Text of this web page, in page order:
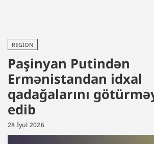
REGION
Paşinyan Putindən
Ermənistandan idxal
qadağalarını
edib
28 İyul 2026